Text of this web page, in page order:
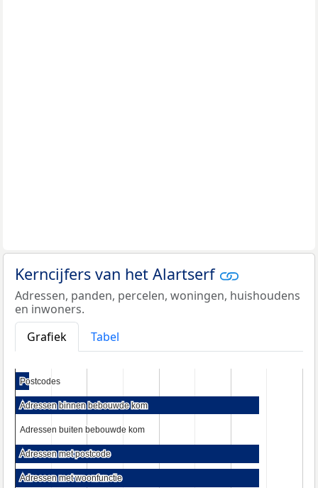
Kerncijfers van het Alartserf
Adressen, panden, percelen, woningen, huishoudens
en inwoners.
Grafiek
Tabel
Postcodes
Postcodes
Adressen binnen bebouwde kom
Adressen binnen bebouwde kom
Adressen buiten bebouwde kom
Adressen buiten bebouwde kom
Adressen met postcode
Adressen met postcode
Adressen met woonfunctie
Adressen met woonfunctie